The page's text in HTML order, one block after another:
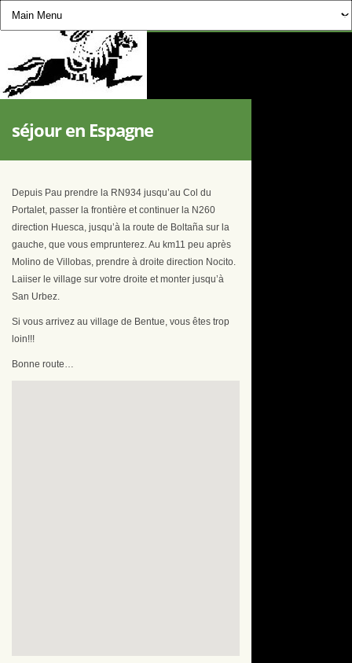
CHEVAUCHÉE
séjour en Espagne
Depuis Pau prendre la RN934 jusqu’au Col du
Portalet, passer la frontière et continuer la N260
direction Huesca, jusqu’à la route de Boltaña sur la
gauche, que vous emprunterez. Au km11 peu après
Molino de Villobas, prendre à droite direction Nocito.
Laiiser le village sur votre droite et monter jusqu’à
San Urbez.
Si vous arrivez au village de Bentue, vous êtes trop
loin!!!
Bonne route…